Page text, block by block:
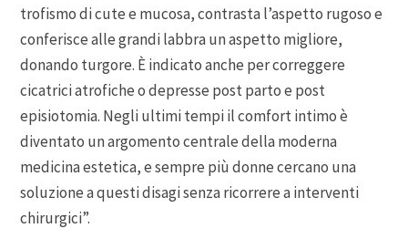
trofismo di cute e mucosa, contrasta l’aspetto rugoso e
conferisce alle grandi labbra un aspetto migliore,
donando turgore. È indicato anche per correggere
cicatrici atrofiche o depresse post parto e post
episiotomia. Negli ultimi tempi il comfort intimo è
diventato un argomento centrale della moderna
medicina estetica, e sempre più donne cercano una
soluzione a questi disagi senza ricorrere a interventi
chirurgici”.